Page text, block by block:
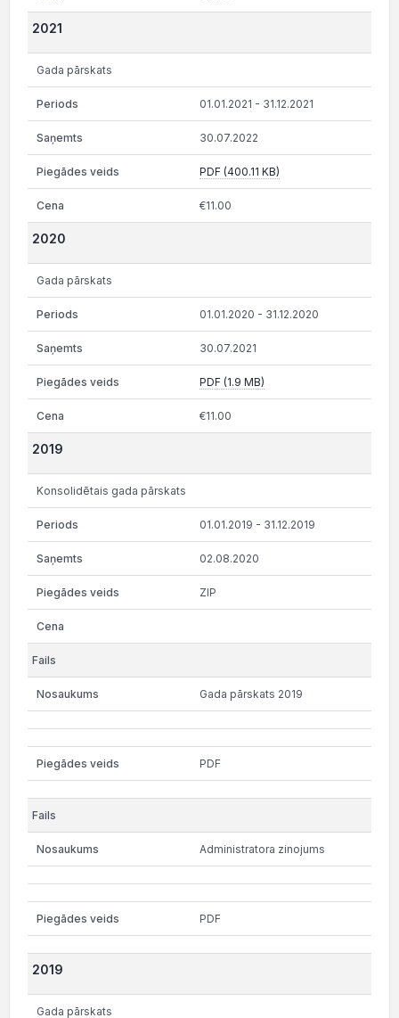
2021
Gada pārskats
01.01.2021 - 31.12.2021
30.07.2022
PDF (400.11 KB)
€11.00
2020
Gada pārskats
01.01.2020 - 31.12.2020
30.07.2021
PDF (1.9 MB)
€11.00
2019
Konsolidētais gada pārskats
01.01.2019 - 31.12.2019
02.08.2020
ZIP
Gada pārskats 2019
PDF
Administratora zinojums
PDF
2019
Gada pārskats